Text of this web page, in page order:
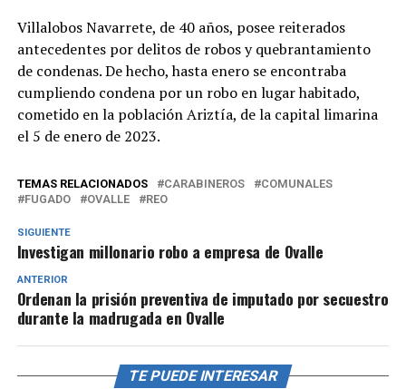
Villalobos Navarrete, de 40 años, posee reiterados
antecedentes por delitos de robos y quebrantamiento
de condenas. De hecho, hasta enero se encontraba
cumpliendo condena por un robo en lugar habitado,
cometido en la población Ariztía, de la capital limarina
el 5 de enero de 2023.
TEMAS RELACIONADOS CARABINEROS
COMUNALES
FUGADO
OVALLE REO
SIGUIENTE
Investigan millonario robo a empresa de Ovalle
ANTERIOR
Ordenan la prisión preventiva de imputado por secuestro
durante la madrugada en Ovalle
TE PUEDE INTERESAR